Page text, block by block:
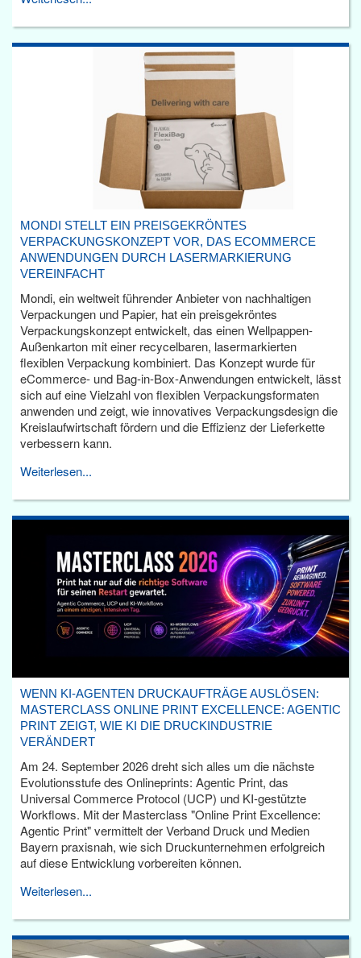
MONDI STELLT EIN PREISGEKRÖNTES
VERPACKUNGSKONZEPT VOR, DAS ECOMMERCE
ANWENDUNGEN DURCH LASERMARKIERUNG
VEREINFACHT
Mondi, ein weltweit führender Anbieter von nachhaltigen
Verpackungen und Papier, hat ein preisgekröntes
Verpackungskonzept entwickelt, das einen Wellpappen-
Außenkarton mit einer recycelbaren, lasermarkierten
flexiblen Verpackung kombiniert. Das Konzept wurde für
eCommerce- und Bag-in-Box-Anwendungen entwickelt, lässt
sich auf eine Vielzahl von flexiblen Verpackungsformaten
anwenden und zeigt, wie innovatives Verpackungsdesign die
Kreislaufwirtschaft fördern und die Effizienz der Lieferkette
verbessern kann.
Weiterlesen...
WENN KI-AGENTEN DRUCKAUFTRÄGE AUSLÖSEN:
MASTERCLASS ONLINE PRINT EXCELLENCE: AGENTIC
PRINT ZEIGT, WIE KI DIE DRUCKINDUSTRIE
VERÄNDERT
Am 24. September 2026 dreht sich alles um die nächste
Evolutionsstufe des Onlineprints: Agentic Print, das
Universal Commerce Protocol (UCP) und KI-gestützte
Workflows. Mit der Masterclass "Online Print Excellence:
Agentic Print" vermittelt der Verband Druck und Medien
Bayern praxisnah, wie sich Druckunternehmen erfolgreich
auf diese Entwicklung vorbereiten können.
Weiterlesen...